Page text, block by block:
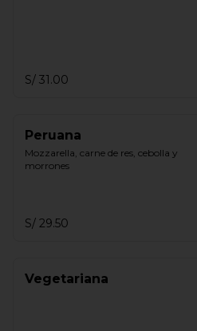
S/ 31.00
Peruana
Mozzarella, carne de res, cebolla y
morrones
S/ 29.50
Vegetariana